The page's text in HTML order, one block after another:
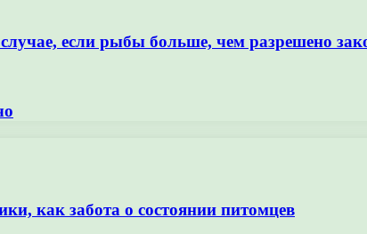
если рыбы больше, чем разрешено
как забота о состоянии питомцев